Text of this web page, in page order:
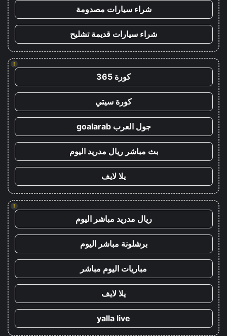
شراء سيارات مصدومة
شراء سيارات قديمة تشليح
!
كورة 365
كورة سيتي
جول العرب goalarab
بث مباشر ريال مدريد اليوم
يلا لايف
!
ريال مدريد مباشر اليوم
برشلونة مباشر اليوم
مباريات اليوم مباشر
يلا لايف
yalla live